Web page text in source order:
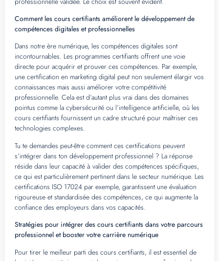
Comment les cours certifiants améliorent le développement de
compétences digitales et professionnelles
Dans notre ère numérique, les compétences digitales sont
incontournables. Les programmes certifiants offrent une voie
directe pour acquérir et prouver ces compétences. Par exemple,
une certification en marketing digital peut non seulement élargir vos
connaissances mais aussi améliorer votre compétitivité
professionnelle. Cela est d’autant plus vrai dans des domaines
pointus comme la cybersécurité ou l’intelligence artificielle, où les
cours certifiants fournissent un cadre structuré pour maîtriser ces
technologies complexes.
Tu te demandes peut-être comment ces certifications peuvent
s’intégrer dans ton développement professionnel ? La réponse
réside dans leur capacité à valider des compétences spécifiques,
ce qui est particulièrement pertinent dans le secteur numérique. Les
certifications ISO 17024 par exemple, garantissent une évaluation
rigoureuse et standardisée des compétences, ce qui augmente la
confiance des employeurs dans vos capacités.
Stratégies pour intégrer des cours certifiants dans votre parcours
professionnel et booster votre carrière numérique
Pour tirer le meilleur parti des cours certifiants, il est essentiel de